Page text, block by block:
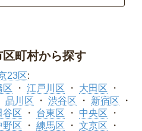
町村から探す
23区:
区 江戸川区
大田区
品川区 渋谷区
新宿区
谷区 台東区
中央区
野区 練馬区
文京区